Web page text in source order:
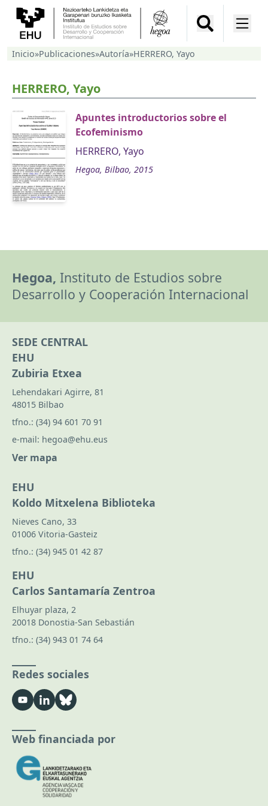
Inicio»Publicaciones»Autoría»HERRERO, Yayo
HERRERO, Yayo
Apuntes introductorios sobre el
Ecofeminismo
HERRERO, Yayo
Hegoa, Bilbao, 2015
Hegoa, Instituto de Estudios sobre
Desarrollo y Cooperación Internacional
SEDE CENTRAL
EHU
Zubiria Etxea
Lehendakari Agirre, 81
48015 Bilbao
tfno.: (34) 94 601 70 91
e-mail: hegoa@ehu.eus
Ver mapa
EHU
Koldo Mitxelena Biblioteka
Nieves Cano, 33
01006 Vitoria-Gasteiz
tfno.: (34) 945 01 42 87
EHU
Carlos Santamaría Zentroa
Elhuyar plaza, 2
20018 Donostia-San Sebastián
tfno.: (34) 943 01 74 64
Redes sociales
Web financiada por